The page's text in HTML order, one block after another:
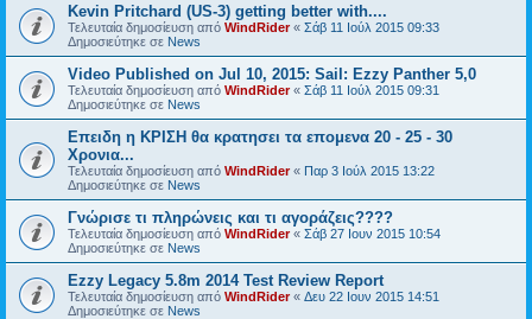
Kevin Pritchard (US-3) getting better with....
Τελευταία δημοσίευση από WindRider« Σάβ 11 Ιούλ 2015 09:33
Δημοσιεύτηκε σε News
Video Published on Jul 10, 2015: Sail: Ezzy Panther 5,0
Τελευταία δημοσίευση από WindRider« Σάβ 11 Ιούλ 2015 09:31
Δημοσιεύτηκε σε News
Επειδη η ΚΡΙΣΗ θα κρατησει τα επομενα 20 - 25 - 30
Χρονια...
Τελευταία δημοσίευση από WindRider« Παρ 3 Ιούλ 2015 13:22
Δημοσιεύτηκε σε News
Γνώρισε τι πληρώνεις και τι αγοράζεις????
Τελευταία δημοσίευση από WindRider« Σάβ 27 Ιουν 2015 10:54
Δημοσιεύτηκε σε News
Ezzy Legacy 5.8m 2014 Test Review Report
Τελευταία δημοσίευση από WindRider« Δευ 22 Ιουν 2015 14:51
Δημοσιεύτηκε σε News